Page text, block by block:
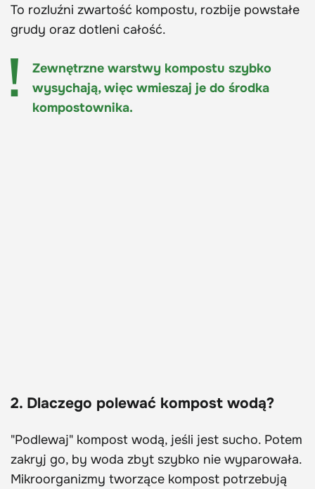
To rozluźni zwartość kompostu, rozbije powstałe
grudy oraz dotleni całość.
Zewnętrzne warstwy kompostu szybko
wysychają, więc wmieszaj je do środka
kompostownika.
2. Dlaczego polewać kompost wodą?
"Podlewaj" kompost wodą, jeśli jest sucho. Potem
zakryj go, by woda zbyt szybko nie wyparowała.
Mikroorganizmy tworzące kompost potrzebują